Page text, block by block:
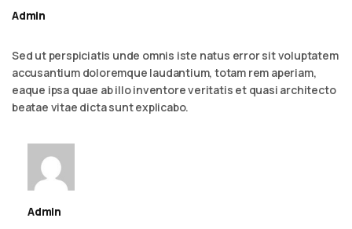
Admin
Sed ut perspiciatis unde omnis iste natus error sit voluptatem
accusantium doloremque laudantium, totam rem aperiam,
eaque ipsa quae ab illo inventore veritatis et quasi architecto
beatae vitae dicta sunt explicabo.
Admin